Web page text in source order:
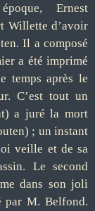
Ernest
Willette d’avoir
Il a composé
a été imprimé
temps après le
C’est tout un
a juré la mort
; un instant
veille et de sa
Le second
dans son joli
par M. Belfond.